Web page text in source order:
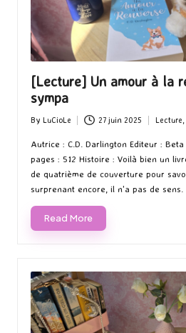
[Lecture] Un amour à la
sympa
Posted
by
By LuCioLe 27 juin 2025
in
Lecture,
Autrice : C.D. Darlington Editeur :
pages : 512 Histoire : Voilà bien un
de quatrième de couverture pour
surprenant encore, il n'a pas de sens.
Read More